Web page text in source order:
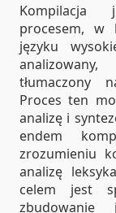
Kompilacja
procesem, w
języku
tłumaczony
Proces ten
analizę i
endem
zrozumieniu
analizę
celem jest
zbudowanie